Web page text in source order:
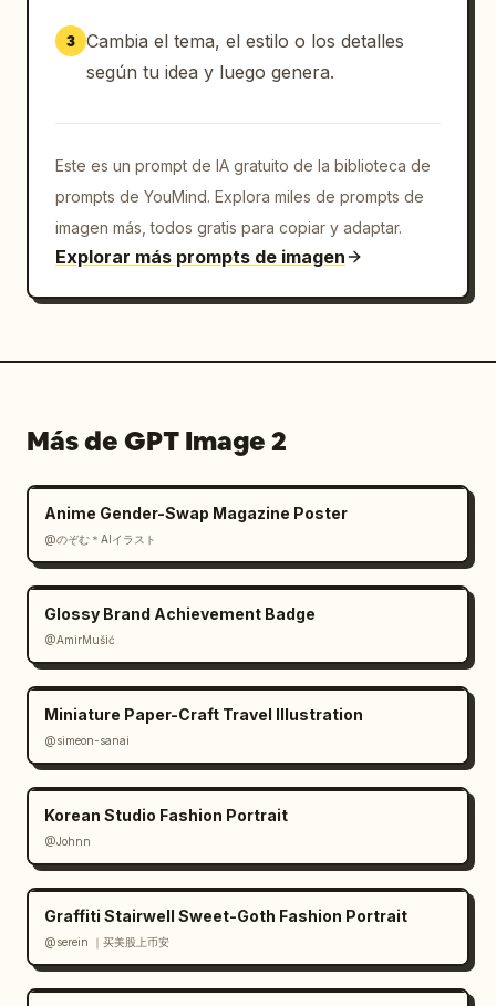
3 Cambia el tema, el estilo o los detalles
según tu idea y luego genera.
Este es un prompt de IA gratuito de la biblioteca de
prompts de YouMind. Explora miles de prompts de
imagen más, todos gratis para copiar y adaptar.
Explorar más prompts de imagen
Más de GPT Image 2
Anime Gender-Swap Magazine Poster
@のぞむ＊AIイラスト
Glossy Brand Achievement Badge
@AmirMušić
Miniature Paper-Craft Travel Illustration
@simeon-sanai
Korean Studio Fashion Portrait
@Johnn
Graffiti Stairwell Sweet-Goth Fashion Portrait
@serein ｜买美股上币安